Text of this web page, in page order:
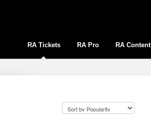
RA Tickets RA Pro RA Content